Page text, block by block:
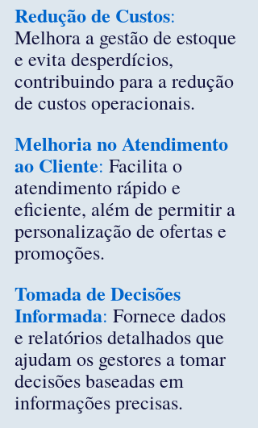
Redução de Custos:
Melhora a gestão de estoque
e evita desperdícios,
contribuindo para a redução
de custos operacionais.
Melhoria no Atendimento
ao Cliente: Facilita o
atendimento rápido e
eficiente, além de permitir a
personalização de ofertas e
promoções.
Tomada de Decisões
Informada: Fornece dados
e relatórios detalhados que
ajudam os gestores a tomar
decisões baseadas em
informações precisas.